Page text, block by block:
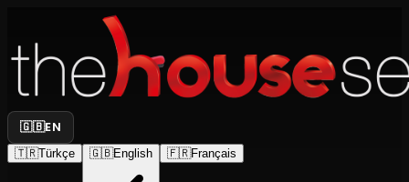
🇬🇧EN
🇹🇷Türkçe 🇬🇧English 🇫🇷Français